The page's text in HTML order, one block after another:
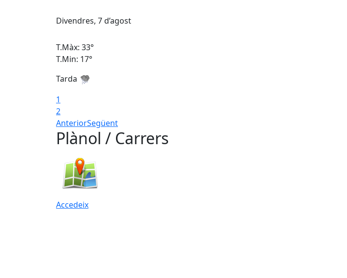
Divendres, 7 d’agost
T.Màx: 33°
T.Min: 17°
Tarda
1
2
AnteriorSegüent
Plànol / Carrers
Accedeix